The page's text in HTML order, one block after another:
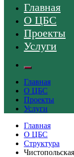
Главная
О ЦБС
Проекты
Услуги
Главная
О ЦБС
Проекты
Услуги
Главная
О ЦБС
Структура